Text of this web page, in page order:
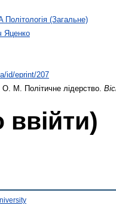
Політологія (Загальне)
Яценко
id/eprint/207
О. М. Політичне лідерство.
ввійти)